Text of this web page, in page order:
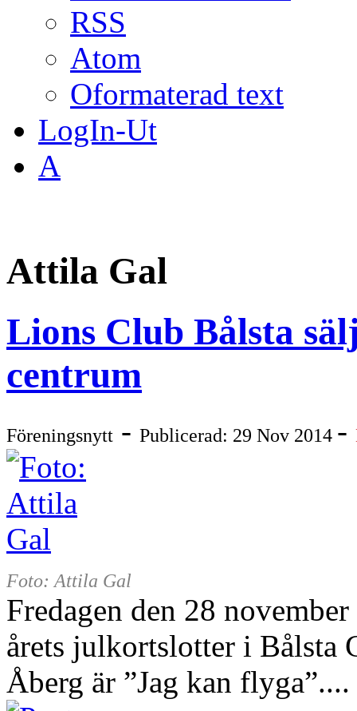
RSS
Atom
Oformaterad text
LogIn-Ut
A
Attila Gal
Lions Club Bålsta
centrum
Föreningsnytt - Publicerad: 29 Nov 2014 -
Foto: Attila Gal
Fredagen den 28
årets julkortslotter i Bålsta
Åberg är ”Jag kan flyga”....